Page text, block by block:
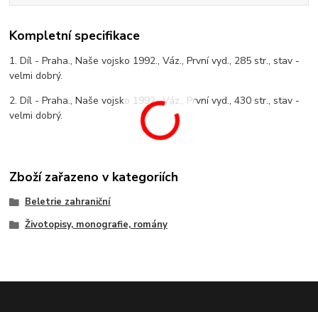
Kompletní specifikace
1. Díl - Praha., Naše vojsko 1992., Váz., První vyd., 285 str., stav -
velmi dobrý.
2. Díl - Praha., Naše vojsko 1992., Váz., První vyd., 430 str., stav -
velmi dobrý.
Zboží zařazeno v kategoriích
Beletrie zahraniční
Životopisy, monografie, romány